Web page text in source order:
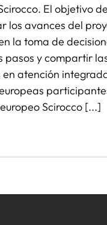
El objetivo
los avances del
la toma de
pasos y compartir
en atención
Scirocco [...]